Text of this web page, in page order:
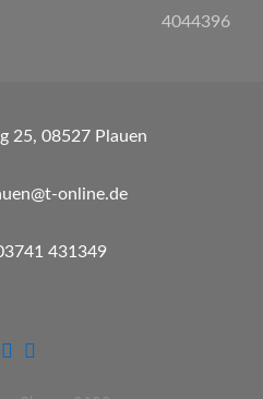
4044396
25, 08527 Plauen
online.de
431349